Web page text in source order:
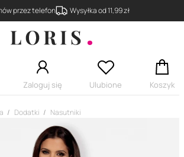
przez telefon Wysyłka od 11,99 zł
Zaloguj się Ulubione Koszyk
Dodatki Nasutniki